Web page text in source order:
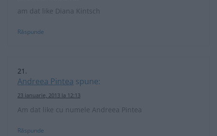
am dat like Diana Kintsch
Răspunde
Andreea Pintea spune:
23 ianuarie, 2013 la 12:13
Am dat like cu numele Andreea Pintea
Răspunde